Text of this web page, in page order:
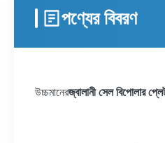
পণ্যের বিবরণ
উচ্চমানেরজ্বালানী সেল বিপোলার